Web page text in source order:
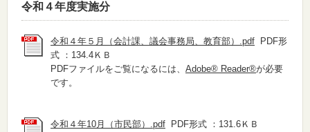
令和４年度実施分
令和４年５月（会計課、議会事務局、教育部）.pdf PDF形
式 ：134.4ＫＢ
PDFファイルをご覧になるには、 Adobe® Reader®が必要
です。
令和４年10月（市民部）.pdf PDF形式 ：131.6ＫＢ